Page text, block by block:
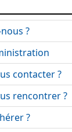
?
contacter ?
rencontrer ?
?